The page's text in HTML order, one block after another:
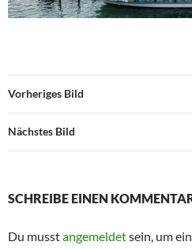
Vorheriges Bild
Nächstes Bild
SCHREIBE EINEN
Du musstangemeldetsein, um